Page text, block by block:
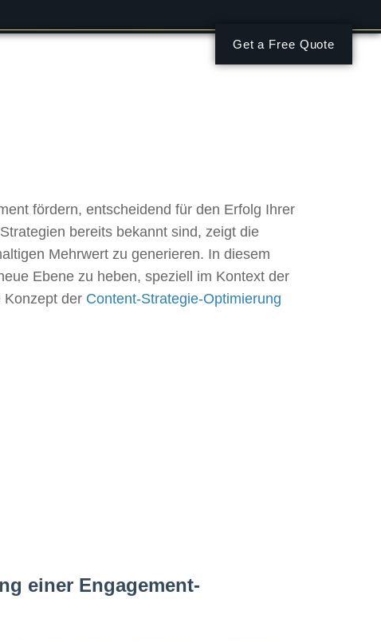
Get a Free Quote
fördern, entscheidend für den Erfolg Ihrer
bereits bekannt sind, zeigt die
Mehrwert zu generieren. In diesem
Ebene zu heben, speziell im Kontext der
Konzept der Content-Strategie-Optimierung
einer Engagement-